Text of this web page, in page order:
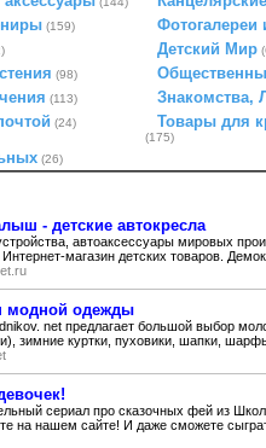
(159)
Фотогалереи
Детский Мир
(98)
(113)
Знакомства,
(24) Товары для
(175)
(26)
- детские автокресла
автоаксессуары мировых
магазин детских товаров.
модной одежды
net предлагает большой выбор
зимние куртки, пуховики, шапки,
сериал про сказочных фей из
на нашем сайте! И даже сможете